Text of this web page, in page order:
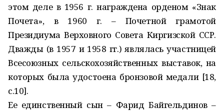
этом деле в 1956 г. награждена орденом «Знак
Почета», в 1960 г. – Почетной грамотой
Президиума Верховного Совета Киргизской ССР.
Дважды (в 1957 и 1958 гг.) являлась участницей
Всесоюзных сельскохозяйственных выставок, на
которых была удостоена бронзовой медали [18,
с.10].
Ее единственный сын – Фарид Байгельдинов –